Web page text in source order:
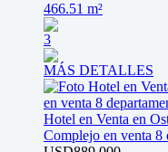
466.51 m²
3
MÁS DETALLES
Hotel en Venta en
Complejo en venta